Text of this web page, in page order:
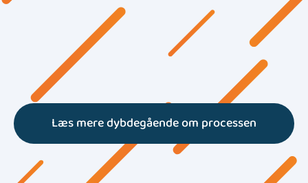
Læs mere dybdegående om processen